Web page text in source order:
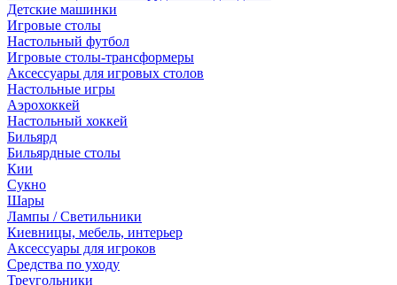
Детские машинки
Игровые столы
Настольный футбол
Игровые столы-трансформеры
Аксессуары для игровых столов
Настольные игры
Аэрохоккей
Настольный хоккей
Бильярд
Бильярдные столы
Кии
Сукно
Шары
Лампы / Светильники
Киевницы, мебель, интерьер
Аксессуары для игроков
Средства по уходу
Треугольники